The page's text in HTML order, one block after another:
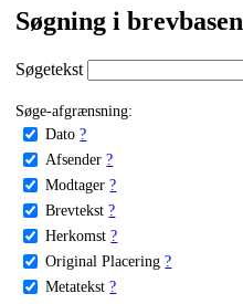
Søgning i brevbasen
Søgetekst
Søge-afgrænsning:
Dato ?
Afsender ?
Modtager ?
Brevtekst ?
Herkomst ?
Original Placering ?
Metatekst ?